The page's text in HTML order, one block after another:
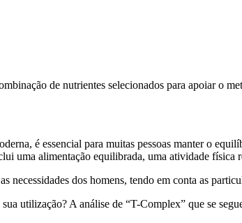
de nutrientes selecionados para apoiar o
é essencial para muitas pessoas manter o
uma alimentação equilibrada, uma atividade física
necessidades dos homens, tendo em conta as
utilização? A análise de “T-Complex” que se